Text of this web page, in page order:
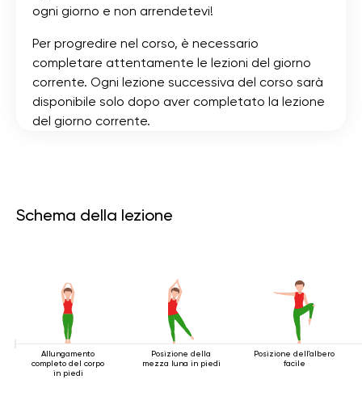
ogni giorno e non arrendetevi!
Per progredire nel corso, è necessario
completare attentamente le lezioni del giorno
corrente. Ogni lezione successiva del corso sarà
disponibile solo dopo aver completato la lezione
del giorno corrente.
Schema della lezione
Allungamento
completo del corpo
in piedi
Posizione della
mezza luna in piedi
Posizione dell'albero
facile